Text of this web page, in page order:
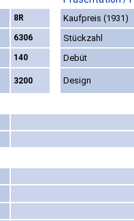
8R Kaufpreis (1931)
6306
Stückzahl
140 Debüt
3200 Design